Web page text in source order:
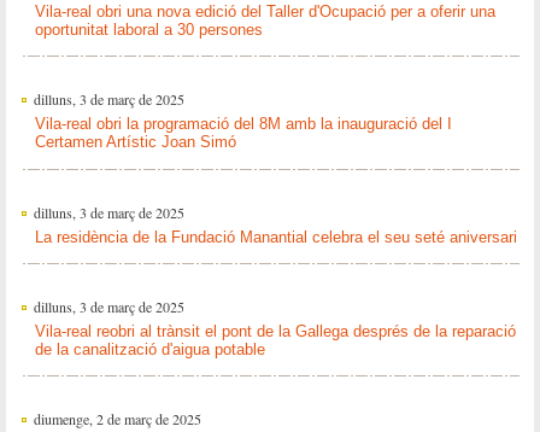
Vila-real obri una nova edició del Taller d'Ocupació per a oferir una
oportunitat laboral a 30 persones
dilluns, 3 de març de 2025
Vila-real obri la programació del 8M amb la inauguració del I
Certamen Artístic Joan Simó
dilluns, 3 de març de 2025
La residència de la Fundació Manantial celebra el seu seté aniversari
dilluns, 3 de març de 2025
Vila-real reobri al trànsit el pont de la Gallega després de la reparació
de la canalització d'aigua potable
diumenge, 2 de març de 2025